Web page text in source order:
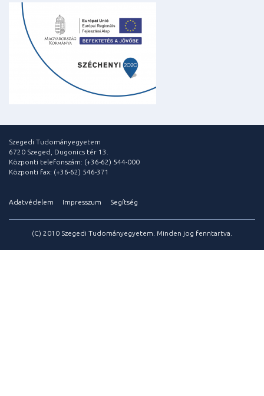
Szegedi Tudományegyetem
6720 Szeged, Dugonics tér 13.
Központi telefonszám: (+36-62) 544-000
Központi fax: (+36-62) 546-371
Adatvédelem Impresszum Segítség
(C) 2010 Szegedi Tudományegyetem. Minden jog fenntartva.